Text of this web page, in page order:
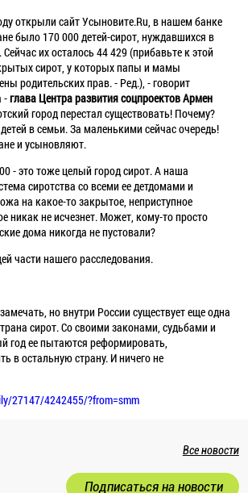
открыли сайт Усыновите.Ru, в нашем банке
было 170 000 детей-сирот, нуждавшихся в
их осталось 44 429 (прибавьте к этой
сирот, у которых папы и мамы
родительских прав. - Ред.), - говорит
-глава Центра развития соцпроектов Армен
город перестал существовать! Почему?
в семьи. За маленькими сейчас очередь!
и усыновляют.
- это тоже целый город сирот. А наша
сиротства со всеми ее детдомами и
на какое-то закрытое, неприступное
никак не исчезнет. Может, кому-то просто
дома никогда не пустовали?
части нашего расследования.
но внутри России существует еще одна
сирот. Со своими законами, судьбами и
год ее пытаются реформировать,
в остальную страну. И ничего не
27147/4242455/?from=smm
Все новости
Подписаться на новости